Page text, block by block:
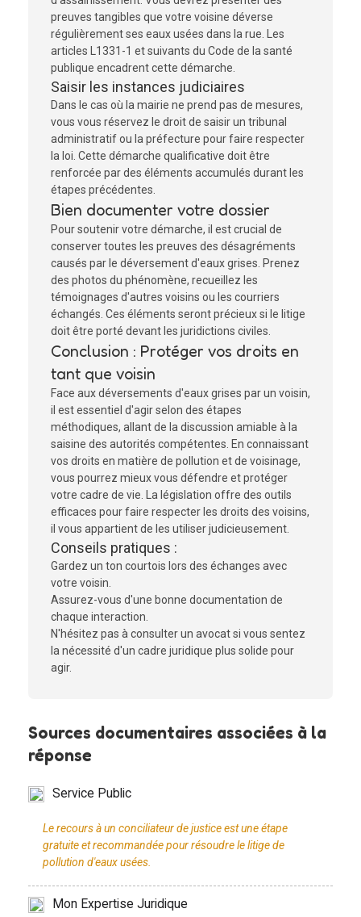
preuves tangibles que votre voisine déverse
régulièrement ses eaux usées dans la rue. Les
articles L1331-1 et suivants du Code de la santé
publique encadrent cette démarche.
Saisir les instances judiciaires
Dans le cas où la mairie ne prend pas de mesures,
vous vous réservez le droit de saisir un tribunal
administratif ou la préfecture pour faire respecter
la loi. Cette démarche qualificative doit être
renforcée par des éléments accumulés durant les
étapes précédentes.
Bien documenter votre dossier
Pour soutenir votre démarche, il est crucial de
conserver toutes les preuves des désagréments
causés par le déversement d'eaux grises. Prenez
des photos du phénomène, recueillez les
témoignages d'autres voisins ou les courriers
échangés. Ces éléments seront précieux si le litige
doit être porté devant les juridictions civiles.
Conclusion : Protéger vos droits en
tant que voisin
Face aux déversements d'eaux grises par un voisin,
il est essentiel d'agir selon des étapes
méthodiques, allant de la discussion amiable à la
saisine des autorités compétentes. En connaissant
vos droits en matière de pollution et de voisinage,
vous pourrez mieux vous défendre et protéger
votre cadre de vie. La législation offre des outils
efficaces pour faire respecter les droits des voisins,
il vous appartient de les utiliser judicieusement.
Conseils pratiques :
Gardez un ton courtois lors des échanges avec
votre voisin.
Assurez-vous d'une bonne documentation de
chaque interaction.
N'hésitez pas à consulter un avocat si vous sentez
la nécessité d'un cadre juridique plus solide pour
agir.
Sources documentaires associées à la
réponse
Service Public
Le recours à un conciliateur de justice est une étape
gratuite et recommandée pour résoudre le litige de
Mon Expertise Juridique